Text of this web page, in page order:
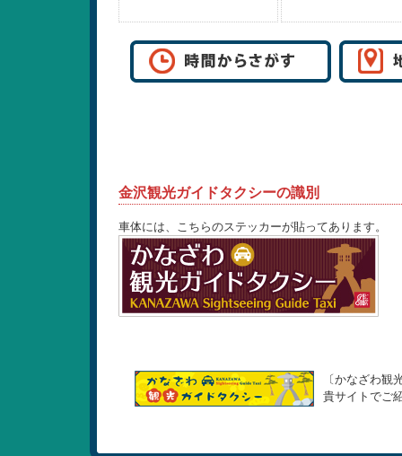
金沢観光ガイドタクシーの識別
車体には、こちらのステッカーが貼ってあります。
〔かなざわ観
貴サイトでご